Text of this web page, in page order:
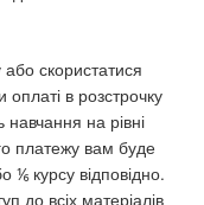
скористатися
в розстрочку
навчання на рівні
платежу вам буде
⅙ курсу відповідно.
до всіх матеріалів